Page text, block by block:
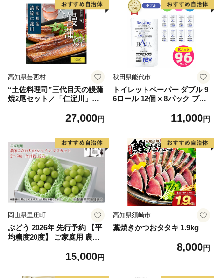
高知県芸西村
“土佐料理司”三代目天の鰻蒲
焼2尾セット／「仁淀川」水
殖 国産・高知県産〈高知市共
27,000円
秋田県能代市
トイレットペーパー ダブル 9
6ロール 12個 × 8パック ブラ
用品 消耗品 無香料 生活用品
11,000円
岡山県里庄町
ぶどう 2026年 先行予約 【平
均糖度20度】 ご家庭用 農家
ット 2～3房 合計約1.2kg ブ
15,000円
高知県須崎市
藁焼きかつおタタキ 1.9kg
8,000円